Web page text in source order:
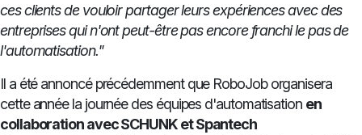
ces clients de vouloir partager leurs expériences avec des
entreprises qui n'ont peut-être pas encore franchi le pas de
l'automatisation."
Il a été annoncé précédemment que RoboJob organisera
cette année la journée des équipes d'automatisation en
collaboration avec SCHUNK et Spantech